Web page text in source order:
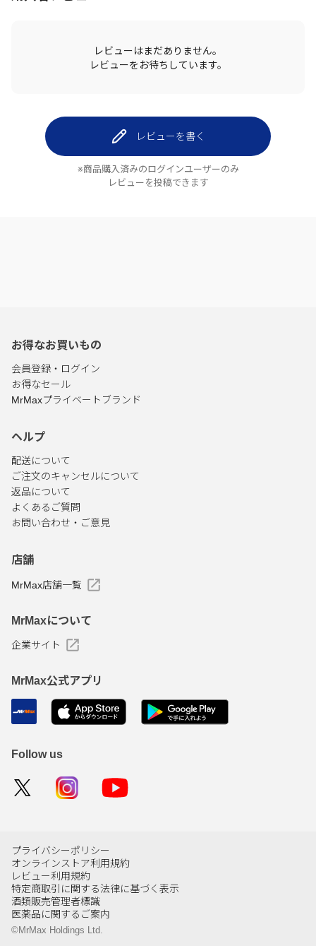
レビューはまだありません。
レビューをお待ちしています。
レビューを書く
※商品購入済みのログインユーザーのみ
レビューを投稿できます
お得なお買いもの
会員登録・ログイン
お得なセール
MrMaxプライベートブランド
ヘルプ
配送について
ご注文のキャンセルについて
返品について
よくあるご質問
お問い合わせ・ご意見
店舗
MrMax店舗一覧
MrMaxについて
企業サイト
MrMax公式アプリ
Follow us
プライバシーポリシー
オンラインストア利用規約
レビュー利用規約
特定商取引に関する法律に基づく表示
酒類販売管理者標識
医薬品に関するご案内
©MrMax Holdings Ltd.